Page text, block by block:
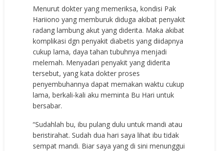
Menurut dokter yang memeriksa, kondisi Pak
Hariiono yang memburuk diduga akibat penyakit
radang lambung akut yang diderita. Maka akibat
komplikasi dgn penyakit diabetis yang diidapnya
cukup lama, daya tahan tubuhnya menjadi
melemah. Menyadari penyakit yang diderita
tersebut, yang kata dokter proses
penyembuhannya dapat memakan waktu cukup
lama, berkali-kali aku meminta Bu Hari untuk
bersabar.
“Sudahlah bu, ibu pulang dulu untuk mandi atau
beristirahat. Sudah dua hari saya lihat ibu tidak
sempat mandi. Biar saya yang di sini menunggui